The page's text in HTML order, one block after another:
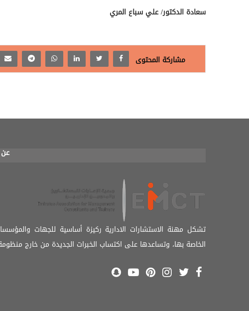
سعادة الدكتور/ علي سباع المري
مشاركة المحتوى
عن
تشكل مهنة الاستشارات الادارية ركيزة أساسية للجهات
الخاصة بها، وتساعدها على اكتساب الخبرات الجديدة من خارج منظومة